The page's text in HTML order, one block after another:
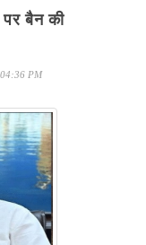
बैन की
PM